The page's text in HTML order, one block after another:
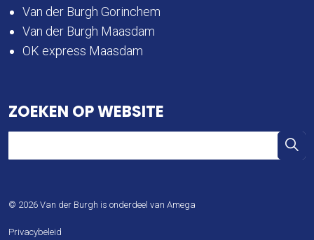
Van der Burgh Gorinchem
Van der Burgh Maasdam
OK express Maasdam
ZOEKEN OP WEBSITE
© 2026 Van der Burgh is onderdeel van Amega
Privacybeleid